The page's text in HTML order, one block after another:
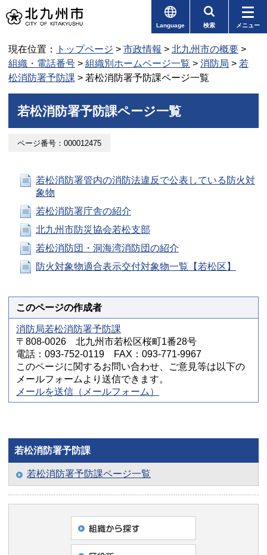
Language 検索 メニュー
現在位置： トップページ > 市政情報 > 北九州市の概要 >
組織・電話番号 > 組織別ホームページ一覧 > 消防局 > 若
松消防署予防課 > 若松消防署予防課ページ一覧
若松消防署予防課ページ一覧
ページ番号：000012475
若松消防署管内の消防法違反で公表している防火対
象物
若松消防署庁舎の紹介
北九州市防災協会若松支部
若松消防団・洞海湾消防団の紹介
防火対象物適合表示交付対象物一覧【若松区】
このページの作成者
消防局若松消防署予防課
〒808-0026 北九州市若松区桜町1番28号
電話：093-752-0119 FAX：093-771-9967
このページに関するお問い合わせ、ご意見等は以下の
メールフォームより送信できます。
メールを送信（メールフォーム）
若松消防署予防課
若松消防署予防課ページ一覧